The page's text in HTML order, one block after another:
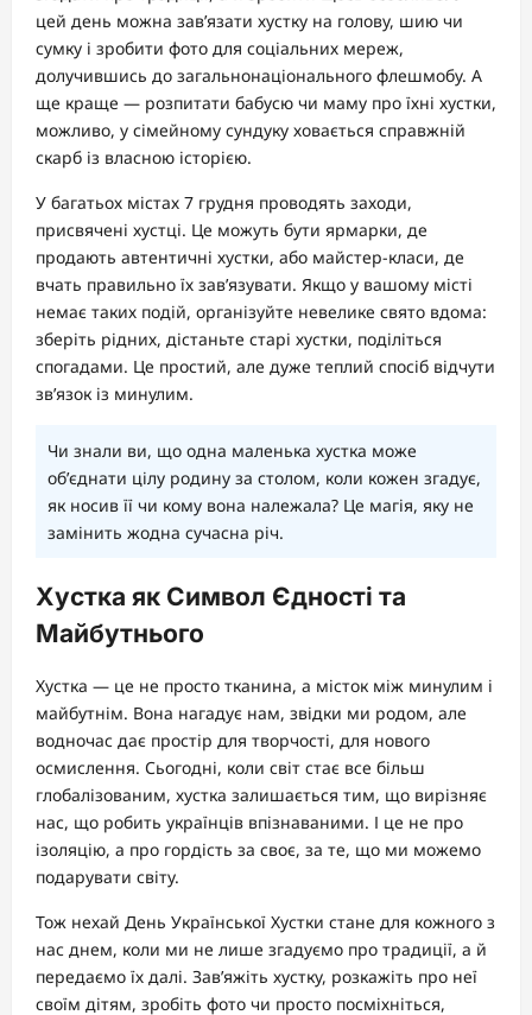
цей день можна зав’язати хустку на голову, шию чи
сумку і зробити фото для соціальних мереж,
долучившись до загальнонаціонального флешмобу. А
ще краще — розпитати бабусю чи маму про їхні хустки,
можливо, у сімейному сундуку ховається справжній
скарб із власною історією.
У багатьох містах 7 грудня проводять заходи,
присвячені хустці. Це можуть бути ярмарки, де
продають автентичні хустки, або майстер-класи, де
вчать правильно їх зав’язувати. Якщо у вашому місті
немає таких подій, організуйте невелике свято вдома:
зберіть рідних, дістаньте старі хустки, поділіться
спогадами. Це простий, але дуже теплий спосіб відчути
зв’язок із минулим.
Чи знали ви, що одна маленька хустка може
об’єднати цілу родину за столом, коли кожен згадує,
як носив її чи кому вона належала? Це магія, яку не
замінить жодна сучасна річ.
Хустка як Символ Єдності та
Майбутнього
Хустка — це не просто тканина, а місток між минулим і
майбутнім. Вона нагадує нам, звідки ми родом, але
водночас дає простір для творчості, для нового
осмислення. Сьогодні, коли світ стає все більш
глобалізованим, хустка залишається тим, що вирізняє
нас, що робить українців впізнаваними. І це не про
ізоляцію, а про гордість за своє, за те, що ми можемо
подарувати світу.
Тож нехай День Української Хустки стане для кожного з
нас днем, коли ми не лише згадуємо про традиції, а й
передаємо їх далі. Зав’яжіть хустку, розкажіть про неї
своїм дітям, зробіть фото чи просто посміхніться,